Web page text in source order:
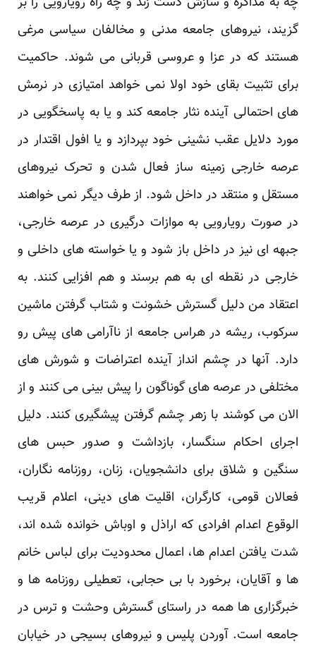
گزیند، نیروهای جامعه مدنی و مخالفان سیاسی مرغی
هستند که در عزا و عروسی قربانی می شوند. حاکمیت
برای تثبیت بقای خود اولا نمی خواهد امتیازی در نرمش
های احتمالی آینده نثار جامعه کند و یا به پاسخگویی در
مورد دلایل عقب نشینی خود بپردازد و یا افول اقتدار در
عرصه خارجی زمینه ساز فعال شدن و تحرک نیروهای
مستقل و منتقد در داخل شود. از طرف دیگر نمی خواهند
در صورت رویارویی به موازات درگیری در عرصه خارجی،
جبهه ای نیز در داخل باز شود و یا خواسته های داخلی و
خارجی در نقطه ای به هم برسند و هم افزایی کنند. به
اعتقاد من دلیل گسترش خشونت و شتاب گرفتن ماشین
سرکوب، ریشه در هراس جامعه از ناآرامی های پیش رو
دارد. آنها در چشم انداز آینده اعتراضات و شورش های
مختلفی در عرصه های گوناگون را پیش بینی می کنند و از
الان می کوشند با زهر چشم گرفتن پیشگیری کنند. دلیل
اجرای احکام سنگسار، بازداشت و صدور حبس های
سنگین و شلاق برای دانشجویان، زنان، روزنامه نگاران،
فعالان قومی، کارگران، اقلیت های دینی، اعلام قریب
الوقوع اعدام افرادی که اراذل و اوباش خوانده شده اند،
شدت یافتن اعدام ها، اعمال محدودیت برای لباس خانم
ها و آقایان، برخورد با بی حجابی، تعطیلی روزنامه ها و
خبرگزاری ها همه در راستای گسترش وحشت و ترس در
جامعه است. آوردن پلیس و نیروهای بسیجی در خیابان